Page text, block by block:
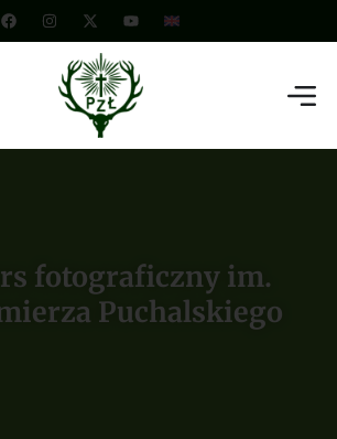
fotograficzny im.
Puchalskiego